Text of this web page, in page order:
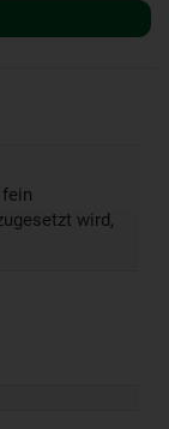
wird,